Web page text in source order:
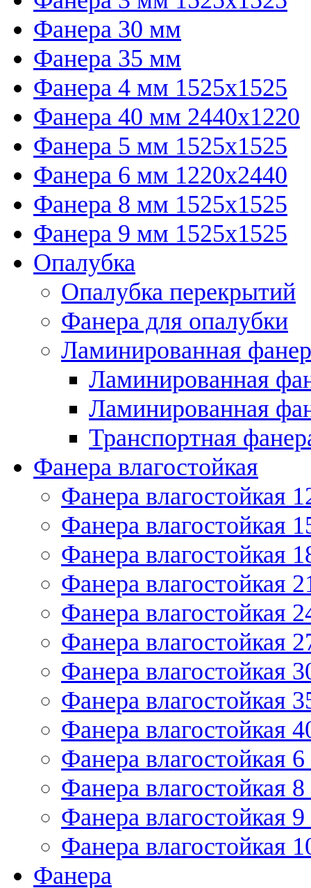
Фанера 30 мм
Фанера 35 мм
Фанера 4 мм 1525х1525
Фанера 40 мм 2440х1220
Фанера 5 мм 1525х1525
Фанера 6 мм 1220х2440
Фанера 8 мм 1525х1525
Фанера 9 мм 1525х1525
Опалубка
Опалубка перекрытий
Фанера для опалубки
Ламинированная
Ламинированная
Ламинированная
Транспортная
Фанера влагостойкая
Фанера влагостойкая
Фанера влагостойкая
Фанера влагостойкая
Фанера влагостойкая
Фанера влагостойкая
Фанера влагостойкая
Фанера влагостойкая
Фанера влагостойкая
Фанера влагостойкая
Фанера влагостойкая
Фанера влагостойкая
Фанера влагостойкая
Фанера влагостойкая
Фанера